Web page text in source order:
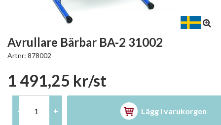
Avrullare Bärbar BA-2 31002
Artnr: 878002
1 491,25 kr/st
- + Lägg i varukorgen